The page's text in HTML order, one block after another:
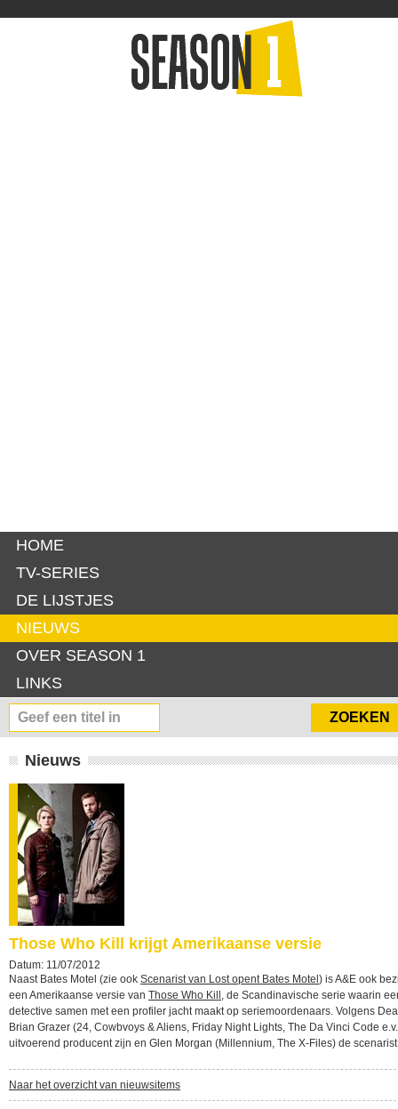
HOME
TV-SERIES
DE LIJSTJES
NIEUWS
OVER SEASON 1
LINKS
Nieuws
Those Who Kill krijgt Amerikaanse versie
Datum: 11/07/2012
Naast Bates Motel (zie ook Scenarist van Lost opent Bates Motel ) is A&E ook
een Amerikaanse versie van Those Who Kill , de Scandinavische serie waarin
detective samen met een profiler jacht maakt op seriemoordenaars. Volgens
Brian Grazer (24, Cowbvoys & Aliens, Friday Night Lights, The Da Vinci Code
uitvoerend producent zijn en Glen Morgan (Millennium, The X-Files) de
Naar het overzicht van nieuwsitems